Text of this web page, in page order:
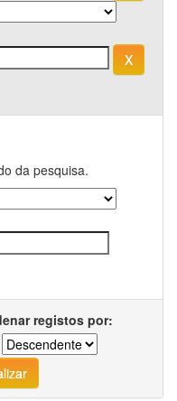
da pesquisa.
registos por: